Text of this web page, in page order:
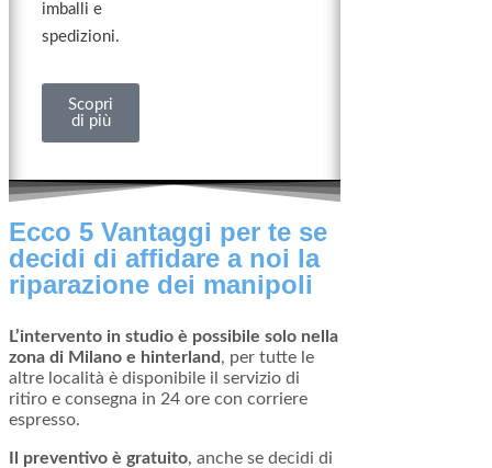
imballi e
spedizioni.
Scopri
di più
Ecco 5 Vantaggi per te se
decidi di affidare a noi la
riparazione dei manipoli
L’intervento in studio è possibile solo nella
zona di Milano e hinterland, per tutte le
altre località è disponibile il servizio di
ritiro e consegna in 24 ore con corriere
espresso.
Il preventivo è gratuito, anche se decidi di